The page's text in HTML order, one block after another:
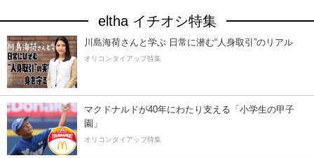
eltha イチオシ特集
川島海荷さんと学ぶ 日常に潜む“人身取引”のリアル
オリコンタイアップ特集
マクドナルドが40年にわたり支える「小学生の甲子
園」
オリコンタイアップ特集